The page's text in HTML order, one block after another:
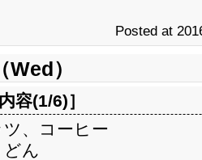
Posted at
）
容(1/6)］
、コーヒー
ん